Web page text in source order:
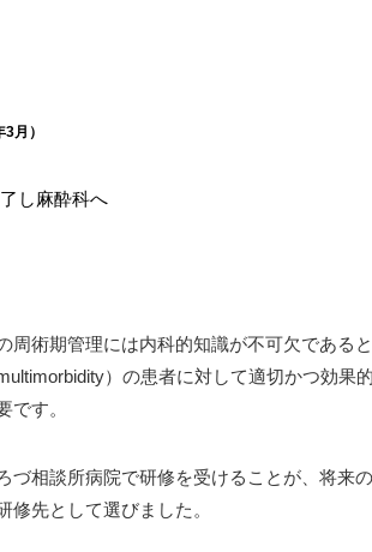
月）
し麻酔科へ
術期管理には内科的知識が不可欠である
）の患者に対して適切かつ効果
す。
相談所病院で研修を受けることが、将来
先として選びました。